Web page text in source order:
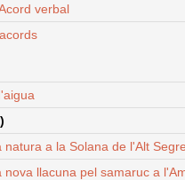
verbal
natura a la Solana de l'Alt
nova llacuna pel samaruc a